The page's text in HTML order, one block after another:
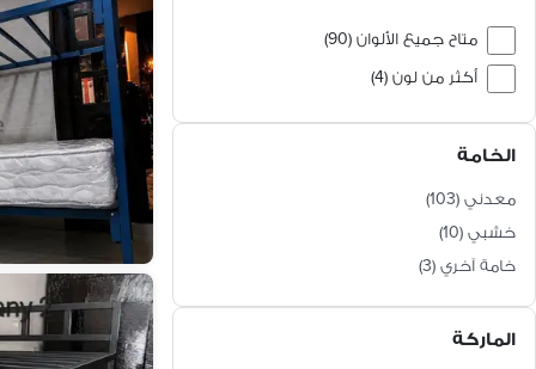
متاح جميع الألوان (90)
أكثر من لون (4)
بيج (2)
بني (1)
شفاف (1)
ابيض (1)
أزرق (1)
أحمر (1)
الخامة
معدني (
103
)
خشبي (
10
)
خامة آخري (
3
)
الماركة